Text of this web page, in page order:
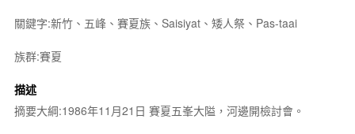
關鍵字:新竹、五峰、賽夏族、Saisiyat、矮人祭、Pas-taai
族群:賽夏
描述
摘要大綱:1986年11月21日 賽夏五峯大隘，河邊開檢討會。